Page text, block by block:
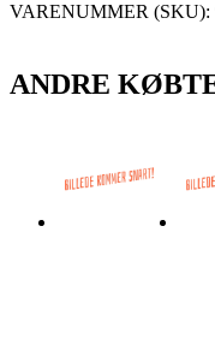
VARENUMMER (SKU):
ANDRE